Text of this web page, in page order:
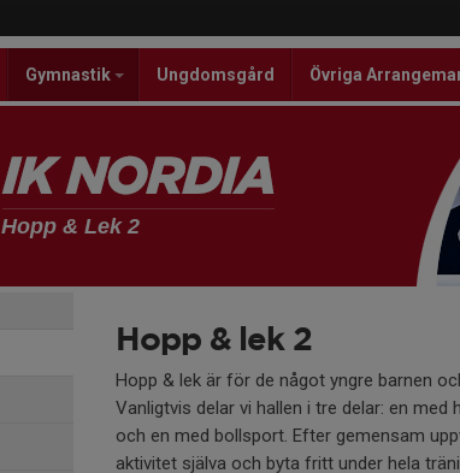
Gymnastik Ungdomsgård Övriga
Hopp & Lek 2
Hopp & lek 2
Hopp & lek är för de något yngre barnen
Vanligtvis delar vi hallen i tre delar: en med
och en med bollsport. Efter gemensam
aktivitet själva och byta fritt under hela